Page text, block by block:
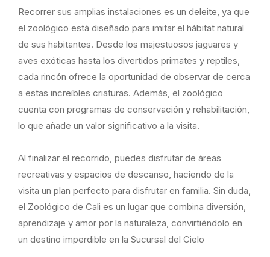
Recorrer sus amplias instalaciones es un deleite, ya que
el zoológico está diseñado para imitar el hábitat natural
de sus habitantes. Desde los majestuosos jaguares y
aves exóticas hasta los divertidos primates y reptiles,
cada rincón ofrece la oportunidad de observar de cerca
a estas increíbles criaturas. Además, el zoológico
cuenta con programas de conservación y rehabilitación,
lo que añade un valor significativo a la visita.
Al finalizar el recorrido, puedes disfrutar de áreas
recreativas y espacios de descanso, haciendo de la
visita un plan perfecto para disfrutar en familia. Sin duda,
el Zoológico de Cali es un lugar que combina diversión,
aprendizaje y amor por la naturaleza, convirtiéndolo en
un destino imperdible en la Sucursal del Cielo